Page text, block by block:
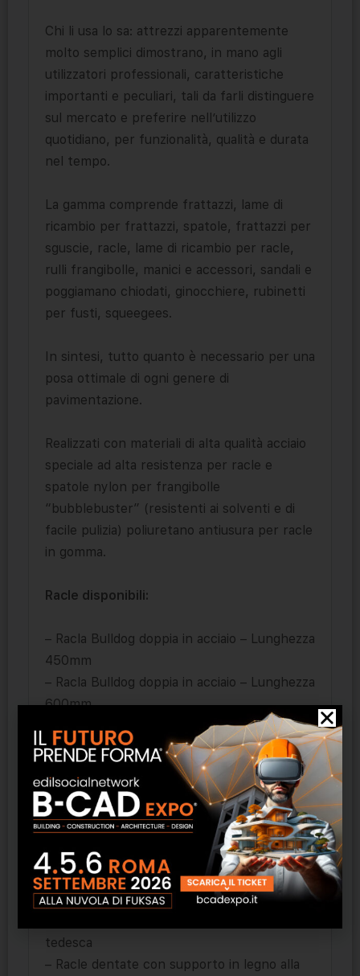
Chi li usa lo sa: attrezzi apparentemente
molto semplici dimostrano, in mano agli
utilizzatori professionali, caratteristiche
importanti e peculiari, tali da farli distinguere
sul mercato e preferire nell’utilizzo
quotidiano, per funzionalità, qualità e durata
nel tempo.
La gamma comprende frattazzi, lame di
ricambio per frattazzi, spatole, frattazzi per
sguscie, racle, lame di ricambio per racle,
rulli frangibolle, manici e accessori, sandali e
poggiamano chiodati, ginocchiere, rubinetti
per fusti, squeegees.
In sintesi, tutto quanto è necessario per una
posa ottimale di ogni genere di
pavimentazione.
Realizzati con materiali di alta qualità acciaio
speciale ad alta resistenza per racle e
spatole nylon per frangibolle
“bubblebuster” (resistenti ai solventi e di
facile pulizia) poliuretano antiusura per racle
in gomma.
Racle disponibili:
– Racla Bulldog doppia in acciaio – Lunghezza
450mm
– Racla Bulldog doppia in acciaio – Lunghezza
600mm
– Racla Flex in acciaio flessibile – Lunghezza
600 mm x 100h
– Racla Flex in acciaio flessibile – Lunghezza
300 mm x 100h
– Racle registro in acciaio a punte piatta
– Racle registro in acciaio a punte tonde
– Racla registro a slitta
– Racle Skeg in acciaio complete di 4 Skeg
– Racla alla tedesca a lame intercambiabili
tedesca
– Racle dentate con supporto in legno alla